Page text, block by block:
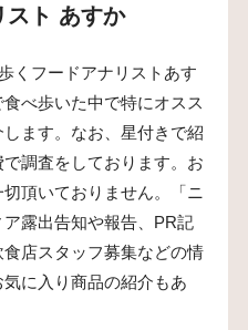
スト あすか
くフードアナリストあす
べ歩いた中で特にオスス
ます。なお、星付きで紹
調査をしております。お
頂いておりません。「ニ
露出告知や報告、PR記
店スタッフ募集などの情
に入り商品の紹介もあ